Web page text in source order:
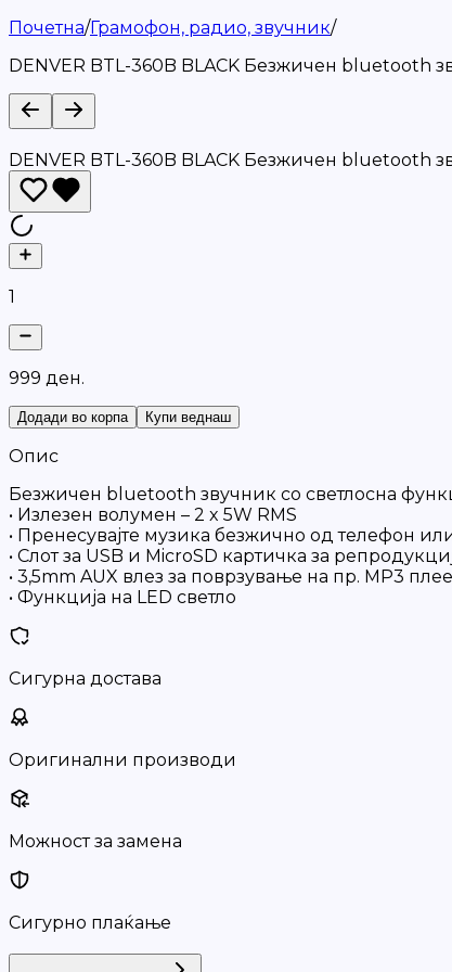
Почетна/Грамофон, радио, звучник/
DENVER BTL-360B BLACK Безжичен bluetooth
DENVER BTL-360B BLACK Безжичен bluetooth
1
999 ден.
Додади во корпа Купи веднаш
Опис
Безжичен bluetooth звучник со светлосна
• Излезен волумен – 2 x 5W RMS
• Пренесувајте музика безжично од телефон
• Слот за USB и MicroSD картичка за
• 3,5mm AUX влез за поврзување на пр. MP3
• Функција на LED светло
Сигурна достава
Оригинални производи
Можност за замена
Сигурно плаќање